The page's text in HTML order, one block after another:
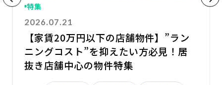
特集
2026.07.21
【家賃20万円以下の店舗物件】”ラン
ニングコスト”を抑えたい方必見！居
抜き店舗中心の物件特集